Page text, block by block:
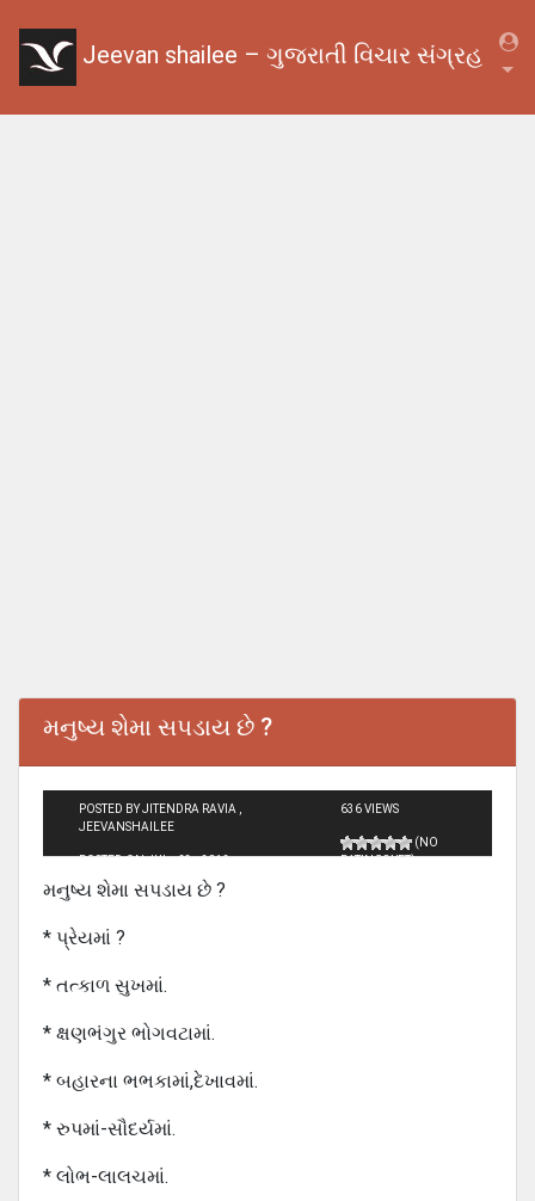
Jeevan shailee – ગુજરાતી વિચાર સંગ્રહ
મનુષ્ય શેમા સપડાય છે ?
POSTED BY JITENDRA RAVIA ,
JEEVANSHAILEE
POSTED ON JUL - 23 - 2012
636 VIEWS
(NO
RATINGS YET)
મનુષ્ય શેમા સપડાય છે ?
* પ્રેયમાં ?
* તત્કાળ સુખમાં.
* ક્ષણભંગુર ભોગવટામાં.
* બહારના ભભકામાં,દેખાવમાં.
* રુપમાં-સૌદર્યમાં.
* લોભ-લાલચમાં.